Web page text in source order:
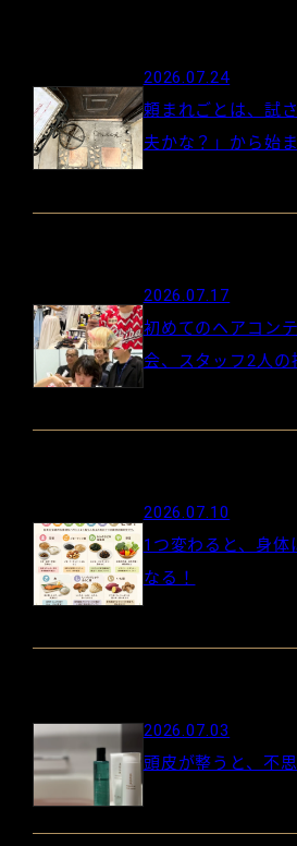
2026.07.24
頼まれごとは、試
夫かな？」から始
2026.07.17
初めてのヘアコン
会、スタッフ2人の
2026.07.10
1つ変わると、身体
なる！
2026.07.03
頭皮が整うと、不